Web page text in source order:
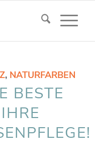
, NATURFARBEN
BESTE